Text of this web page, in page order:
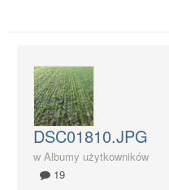
DSC01810.JPG
w Albumy użytkowników
19